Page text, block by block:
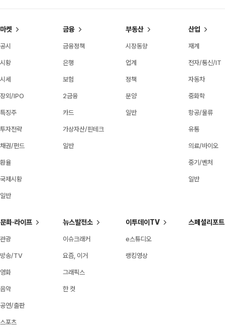
마켓
공시
시황
시세
장외/IPO
특징주
투자전략
채권/펀드
환율
국제시황
일반
금융
금융정책
은행
보험
2금융
카드
가상자산/핀테크
일반
부동산
시장동향
업계
정책
분양
일반
산업
재계
전자/통신/IT
자동차
중화학
항공/물류
유통
의료/바이오
중기/벤처
일반
문화·라이프
관광
방송/TV
영화
음악
공연/출판
스포츠
뉴스발전소
이슈크래커
요즘, 이거
그래픽스
한 컷
이투데이TV
e스튜디오
랭킹영상
스페셜리포트